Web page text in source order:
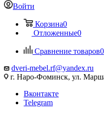
Войти
Корзина0
Отложенные0
Сравнение товаров0
dveri-mebel.rf@yandex.ru
г. Наро-Фоминск, ул.
Вконтакте
Telegram